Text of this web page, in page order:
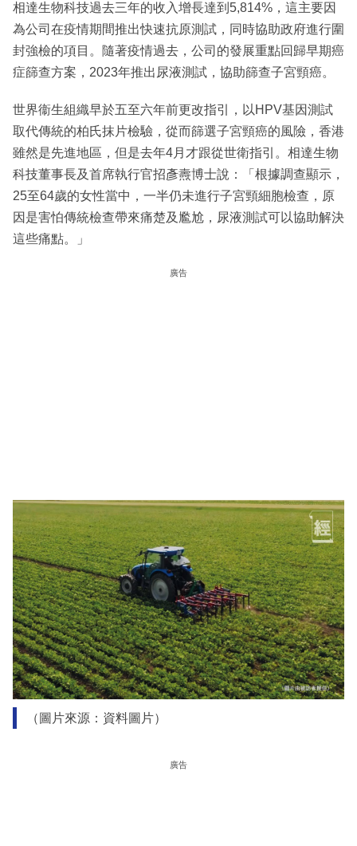
相達生物科技過去三年的收入增長達到5,814%，這主要因
為公司在疫情期間推出快速抗原測試，同時協助政府進行圍
封強檢的項目。隨著疫情過去，公司的發展重點回歸早期癌
症篩查方案，2023年推出尿液測試，協助篩查子宮頸癌。
世界衞生組織早於五至六年前更改指引，以HPV基因測試
取代傳統的柏氏抹片檢驗，從而篩選子宮頸癌的風險，香港
雖然是先進地區，但是去年4月才跟從世衛指引。相達生物
科技董事長及首席執行官招彥燾博士說：「根據調查顯示，
25至64歲的女性當中，一半仍未進行子宮頸細胞檢查，原
因是害怕傳統檢查帶來痛楚及尷尬，尿液測試可以協助解決
這些痛點。」
廣告
（圖片來源：資料圖片）
廣告